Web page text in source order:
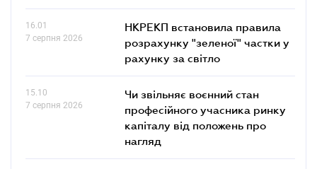
16.01
7 серпня 2026
НКРЕКП встановила правила
розрахунку "зеленої" частки у
рахунку за світло
15.10
7 серпня 2026
Чи звільняє воєнний стан
професійного учасника ринку
капіталу від положень про
нагляд